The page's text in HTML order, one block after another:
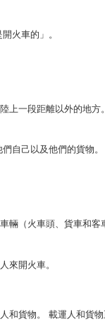
火車的」。
上一段距離以外的地方
自己以及他們的貨物。
輛（火車頭、貨車和客
來開火車。
和貨物。
載運人和貨